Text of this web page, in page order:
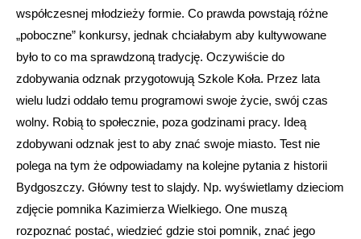
współczesnej młodzieży formie. Co prawda powstają różne
„poboczne” konkursy, jednak chciałabym aby kultywowane
było to co ma sprawdzoną tradycję. Oczywiście do
zdobywania odznak przygotowują Szkole Koła. Przez lata
wielu ludzi oddało temu programowi swoje życie, swój czas
wolny. Robią to społecznie, poza godzinami pracy. Ideą
zdobywani odznak jest to aby znać swoje miasto. Test nie
polega na tym że odpowiadamy na kolejne pytania z historii
Bydgoszczy. Główny test to slajdy. Np. wyświetlamy dzieciom
zdjęcie pomnika Kazimierza Wielkiego. One muszą
rozpoznać postać, wiedzieć gdzie stoi pomnik, znać jego